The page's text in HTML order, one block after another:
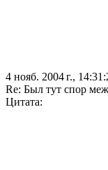
4 нояб. 2004 г.,
Re: Был тут спор
Цитата: